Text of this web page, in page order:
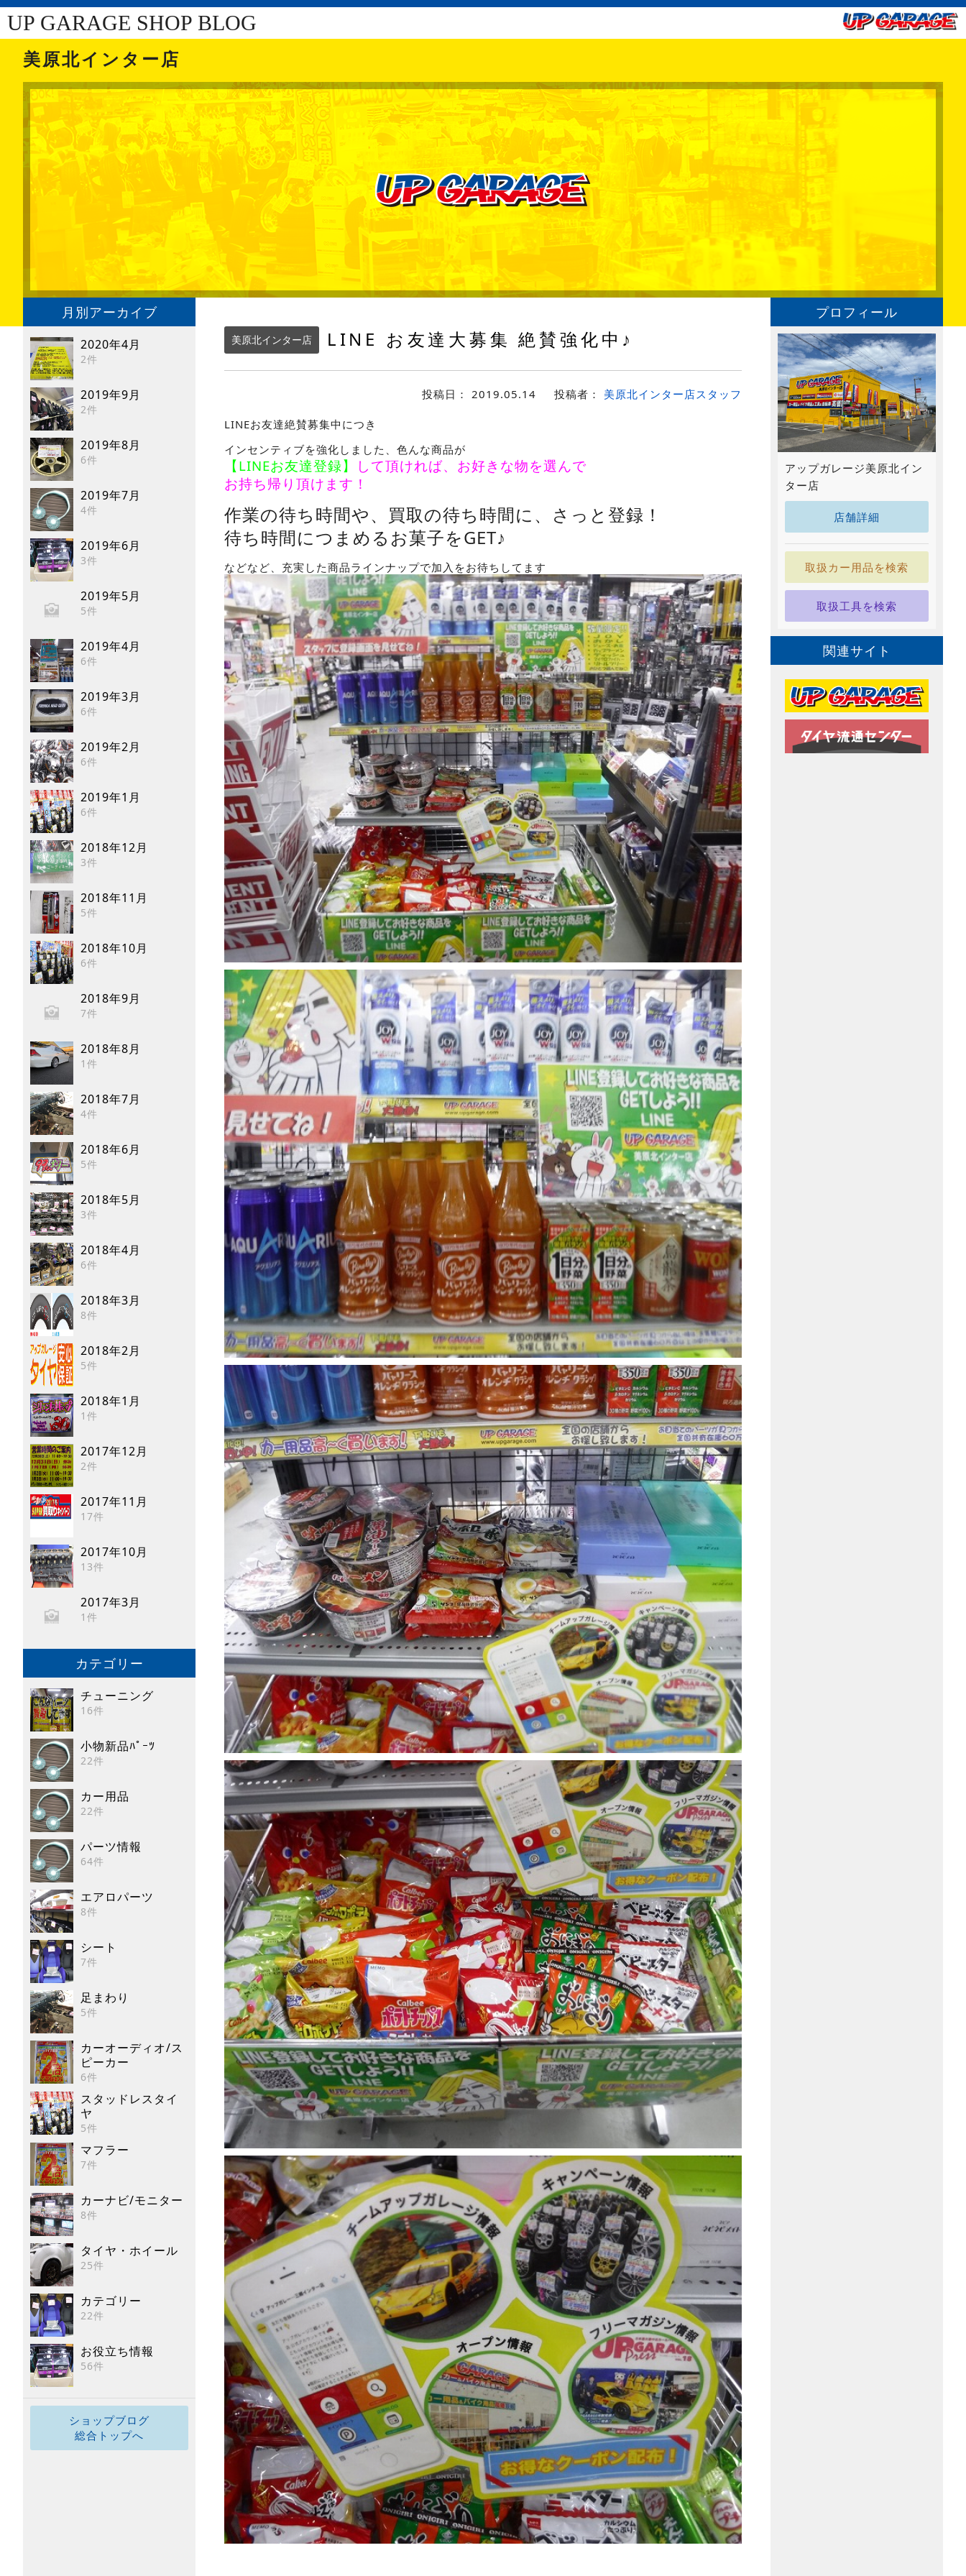
UP GARAGE SHOP BLOG
美原北インター店
月別アーカイブ
2020年4月
2件
2019年9月
2件
2019年8月
6件
2019年7月
4件
2019年6月
3件
2019年5月
5件
2019年4月
6件
2019年3月
6件
2019年2月
6件
2019年1月
6件
2018年12月
3件
2018年11月
5件
2018年10月
6件
2018年9月
7件
2018年8月
1件
2018年7月
4件
2018年6月
5件
2018年5月
3件
2018年4月
6件
2018年3月
8件
2018年2月
5件
2018年1月
1件
2017年12月
2件
2017年11月
17件
2017年10月
13件
2017年3月
1件
カテゴリー
チューニング
16件
小物新品ﾊﾟｰﾂ
22件
カー用品
22件
パーツ情報
64件
エアロパーツ
8件
シート
7件
足まわり
5件
カーオーディオ/ス
ピーカー
6件
スタッドレスタイ
ヤ
5件
マフラー
7件
カーナビ/モニター
8件
タイヤ・ホイール
25件
カテゴリー
22件
お役立ち情報
56件
ショップブログ
総合トップへ
美原北インター店 LINE お友達大募集 絶賛強化中♪
投稿日： 2019.05.14 投稿者： 美原北インター店スタッフ
LINEお友達絶賛募集中につき
インセンティブを強化しました、色んな商品が
【LINEお友達登録】
して頂ければ、お好きな物を選んで
お持ち帰り頂けます！
作業の待ち時間や、買取の待ち時間に、さっと登録！
待ち時間につまめるお菓子をGET♪
などなど、充実した商品ラインナップで加入をお待ちしてます
プロフィール
アップガレージ美原北イン
ター店
店舗詳細
取扱カー用品を検索
取扱工具を検索
関連サイト